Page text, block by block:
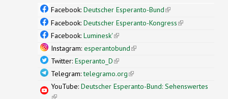
Facebook: Deutscher Esperanto-Bund(link is
external)
Facebook: Deutscher Esperanto-Kongress(link is
Facebook: Luminesk'(link is external)
Instagram: esperantobund(link is external)
Twitter: Esperanto_D(link is external)
Telegram:telegramo.org(link is external)
YouTube: Deutscher Esperanto-Bund: Sehenswertes
(link is external)